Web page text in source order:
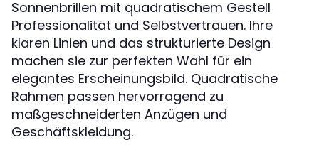
Sonnenbrillen mit quadratischem Gestell
Professionalität und Selbstvertrauen. Ihre
klaren Linien und das strukturierte Design
machen sie zur perfekten Wahl für ein
elegantes Erscheinungsbild. Quadratische
Rahmen passen hervorragend zu
maßgeschneiderten Anzügen und
Geschäftskleidung.